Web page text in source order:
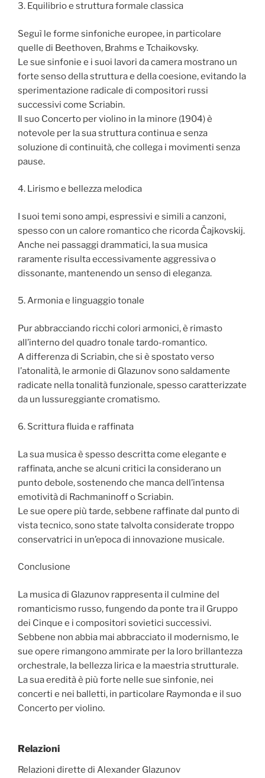
3. Equilibrio e struttura formale classica
Seguì le forme sinfoniche europee, in particolare
quelle di Beethoven, Brahms e Tchaikovsky.
Le sue sinfonie e i suoi lavori da camera mostrano un
forte senso della struttura e della coesione, evitando la
sperimentazione radicale di compositori russi
successivi come Scriabin.
Il suo Concerto per violino in la minore (1904) è
notevole per la sua struttura continua e senza
soluzione di continuità, che collega i movimenti senza
pause.
4. Lirismo e bellezza melodica
I suoi temi sono ampi, espressivi e simili a canzoni,
spesso con un calore romantico che ricorda Čajkovskij.
Anche nei passaggi drammatici, la sua musica
raramente risulta eccessivamente aggressiva o
dissonante, mantenendo un senso di eleganza.
5. Armonia e linguaggio tonale
Pur abbracciando ricchi colori armonici, è rimasto
all’interno del quadro tonale tardo-romantico.
A differenza di Scriabin, che si è spostato verso
l’atonalità, le armonie di Glazunov sono saldamente
radicate nella tonalità funzionale, spesso caratterizzate
da un lussureggiante cromatismo.
6. Scrittura fluida e raffinata
La sua musica è spesso descritta come elegante e
raffinata, anche se alcuni critici la considerano un
punto debole, sostenendo che manca dell’intensa
emotività di Rachmaninoff o Scriabin.
Le sue opere più tarde, sebbene raffinate dal punto di
vista tecnico, sono state talvolta considerate troppo
conservatrici in un’epoca di innovazione musicale.
Conclusione
La musica di Glazunov rappresenta il culmine del
romanticismo russo, fungendo da ponte tra il Gruppo
dei Cinque e i compositori sovietici successivi.
Sebbene non abbia mai abbracciato il modernismo, le
sue opere rimangono ammirate per la loro brillantezza
orchestrale, la bellezza lirica e la maestria strutturale.
La sua eredità è più forte nelle sue sinfonie, nei
concerti e nei balletti, in particolare Raymonda e il suo
Concerto per violino.
Relazioni
Relazioni dirette di Alexander Glazunov